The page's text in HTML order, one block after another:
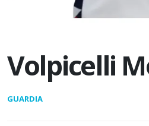
Volpicelli
GUARDIA